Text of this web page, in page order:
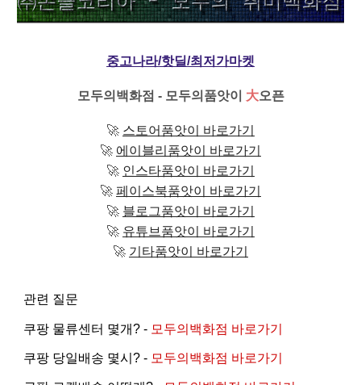
중고나라/핫딜/최저가마켓
모두의백화점 - 모두의품앗이 大오픈
🚀 스토어품앗이 바로가기
🚀 에이블리품앗이 바로가기
🚀 인스타품앗이 바로가기
🚀 페이스북품앗이 바로가기
🚀 블로그품앗이 바로가기
🚀 유튜브품앗이 바로가기
🚀 기타품앗이 바로가기
관련 질문
쿠팡 물류센터 몇개? - 모두의백화점 바로가기
쿠팡 당일배송 몇시? - 모두의백화점 바로가기